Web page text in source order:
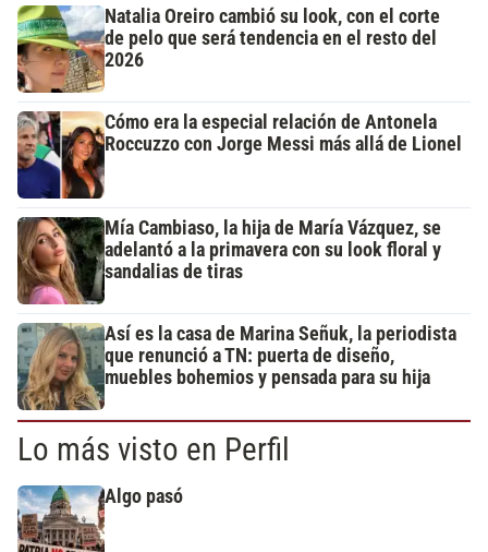
Natalia Oreiro cambió su look, con el corte
de pelo que será tendencia en el resto del
2026
Cómo era la especial relación de Antonela
Roccuzzo con Jorge Messi más allá de Lionel
Mía Cambiaso, la hija de María Vázquez, se
adelantó a la primavera con su look floral y
sandalias de tiras
Así es la casa de Marina Señuk, la periodista
que renunció a TN: puerta de diseño,
muebles bohemios y pensada para su hija
Lo más visto en Perfil
Algo pasó